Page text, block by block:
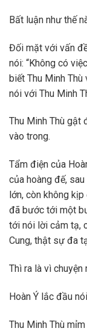
Bất luận như thế
Đối mặt với vấn
nói: “Không có
biết Thu Minh
nói với Thu Minh
Thu Minh Thù gật
vào trong.
Tẩm điện của
của hoàng đế,
lớn, còn không
đã bước tới một
tới nói lời cảm tạ,
Cung, thật sự đa
Thì ra là vì chuyện
Hoàn Ý lắc đầu
Thu Minh Thù